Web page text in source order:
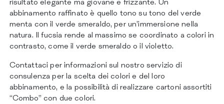
abbinamento raffinato è quello tono su tono del verde
menta con il verde smeraldo, per un’immersione nella
natura. Il fucsia rende al massimo se coordinato a colori in
contrasto, come il verde smeraldo o il violetto.
Contattaci per informazioni sul nostro servizio di
consulenza per la scelta dei colori e del loro
abbinamento, e la possibilità di realizzare cartoni assortiti
“Combo” con due colori.